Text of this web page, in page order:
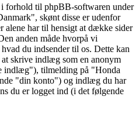
forhold til phpBB-softwaren under
skønt disse er udenfor
alene har til hensigt at dække sider
anden måde hvorpå vi
du indsender til os. Dette kan
skrive indlæg som en anonym
indlæg"), tilmelding på "Honda
"din konto") og indlæg du har
du er logget ind (i det følgende